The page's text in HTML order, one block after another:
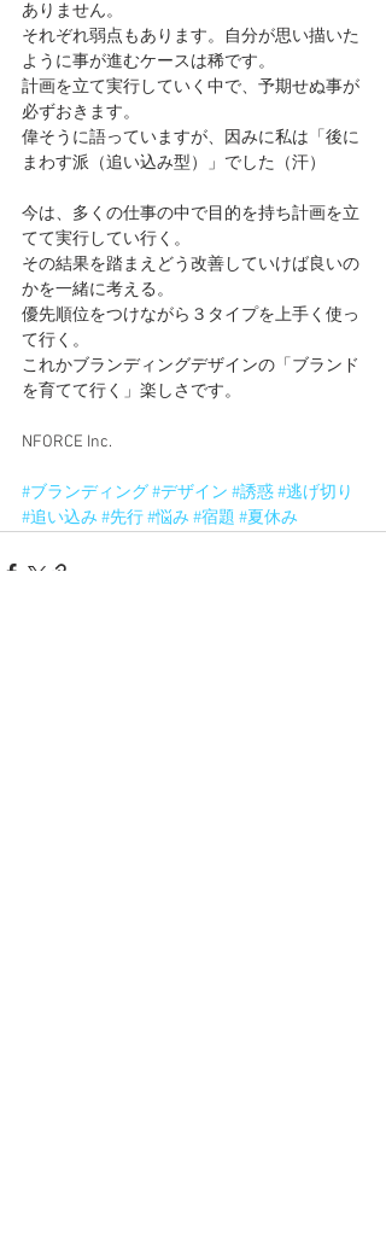
ありません。
それぞれ弱点もあります。自分が思い描いた
ように事が進むケースは稀です。
計画を立て実行していく中で、予期せぬ事が
必ずおきます。
偉そうに語っていますが、因みに私は「後に
まわす派（追い込み型）」でした（汗）
今は、多くの仕事の中で目的を持ち計画を立
てて実行してい行く。
その結果を踏まえどう改善していけば良いの
かを一緒に考える。
優先順位をつけながら３タイプを上手く使っ
て行く。
これかブランディングデザインの「ブランド
を育てて行く」楽しさです。
NFORCE Inc.
#ブランディング #デザイン #誘惑#逃げ切り
#追い込み #先行#悩み #宿題 #夏休み